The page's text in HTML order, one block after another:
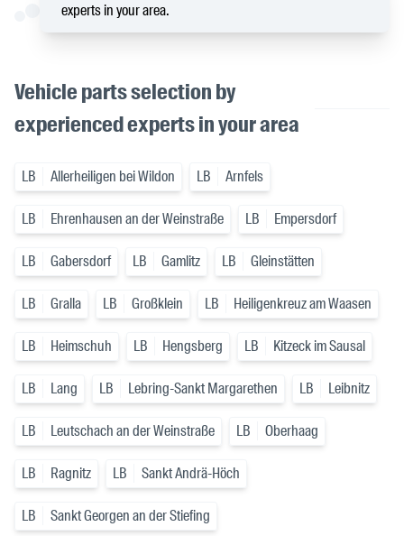
experts in your area.
Vehicle parts selection by
experienced experts in your area
LB Allerheiligen bei Wildon LB Arnfels
LB Ehrenhausen an der Weinstraße LB Empersdorf
LB Gabersdorf LB Gamlitz LB Gleinstätten
LB Gralla LB Großklein LB Heiligenkreuz am Waasen
LB Heimschuh LB Hengsberg LB Kitzeck im Sausal
LB Lang LB Lebring-Sankt Margarethen LB Leibnitz
LB Leutschach an der Weinstraße LB Oberhaag
LB Ragnitz LB Sankt Andrä-Höch
LB Sankt Georgen an der Stiefing